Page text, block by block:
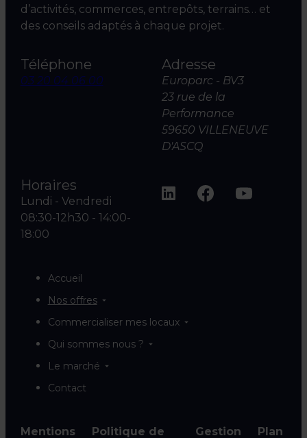
d’activités, commerces, entrepôts, terrains… et
des conseils adaptés à chaque projet.
Téléphone
03 20 04 06 00
Adresse
Europarc - BV3
23 rue de la
Performance
59650 VILLENEUVE
D'ASCQ
Horaires
Lundi - Vendredi
08:30-12h30 - 14:00-
18:00
Accueil
Nos offres
Commercialiser mes locaux
Qui sommes nous ?
Le marché
Contact
Mentions Politique de Gestion Plan